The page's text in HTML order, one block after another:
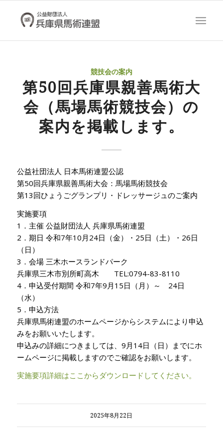
競技会の案内
第50回兵庫県親善馬術大
会（馬場馬術競技会）の
案内を掲載します。
公益社団法人 日本馬術連盟公認
第50回兵庫県親善馬術大会：馬場馬術競技会
第13回ひょうごグランプリ・ドレッサージュのご案内
実施要項
1．主催 公益財団法人 兵庫県馬術連盟
2．期日 令和7年10月24日（金）・25日（土）・26日
（日）
3．会場 三木ホースランドパーク
兵庫県三木市別所町高木 TEL:0794-83-8110
4．申込受付期間 令和7年9月15日（月）～ 24日
（水）
5．申込方法
兵庫県馬術連盟のホームページからシステムにより申込
みをお願いいたします。
申込みの詳細につきましては、9月14日（日）までにホ
ームページに掲載しますのでご確認をお願いします。
実施要項詳細はここからダウンロードしてください。
2025年8月22日